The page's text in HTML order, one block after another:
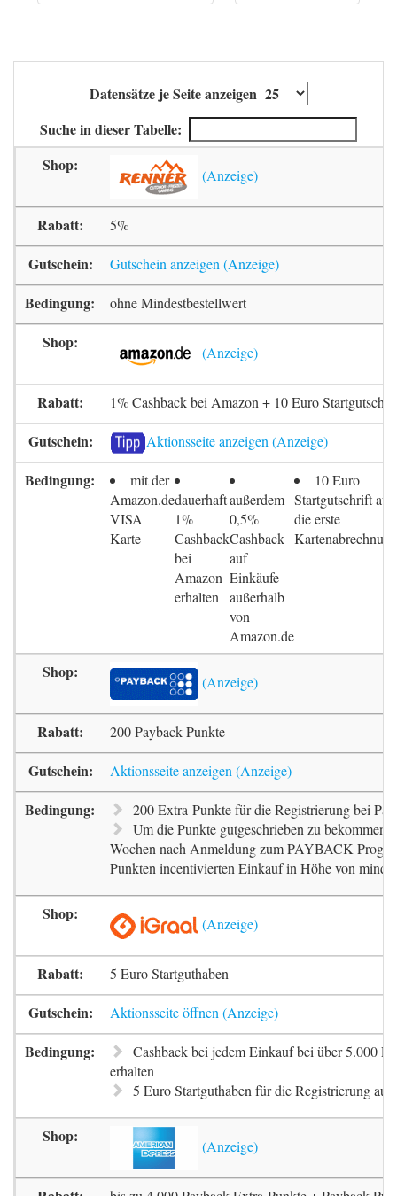
Datensätze je Seite anzeigen
Suche in dieser Tabelle:
5%
Gutschein anzeigen
ohne Mindestbestellwert
1% Cashback bei Amazon + 10 Euro
Aktionsseite anzeigen
mit der
Amazon.de
VISA
Karte
dauerhaft
1%
Cashback
bei
Amazon
erhalten
außerdem
0,5%
Cashback
auf
Einkäufe
außerhalb
von
Amazon.de
10 Euro
Startgutschrift auf
die erste
Kartenabrechnung
200 Payback Punkte
Aktionsseite anzeigen
200 Extra-Punkte für die Registrierung bei
Um die Punkte gutgeschrieben zu bekommen,
Wochen nach Anmeldung zum PAYBACK
Punkten incentivierten Einkauf in Höhe von
5 Euro Startguthaben
Aktionsseite öffnen
Cashback bei jedem Einkauf bei über 5.000
erhalten
5 Euro Startguthaben für die Registrierung